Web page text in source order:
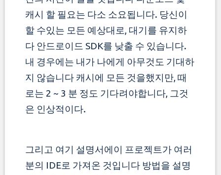
캐시 할 필요는 다소 소요됩니다. 당신이
할 수있는 모든 예상대로, 대기를 유지하
다 안드로이드 SDK를 낮출 수 있습니다.
내 경우에는 내가 나에게 아무것도 기대하
지 않습니다 캐시에 모든 것을했지만, 때
로는 2 ~ 3 분 정도 기다려야합니다, 그것
은 인상적이다.
그리고 여기 설명서에이 프로젝트가 여러
분의 IDE로 가져온 것입니다 방법을 설명